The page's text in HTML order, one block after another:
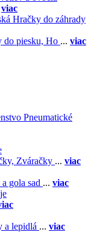
viac
Hračky do záhrady
do piesku, Ho ... viac
Pneumatické
Zváračky ... viac
gola sad ... viac
a lepidlá ... viac